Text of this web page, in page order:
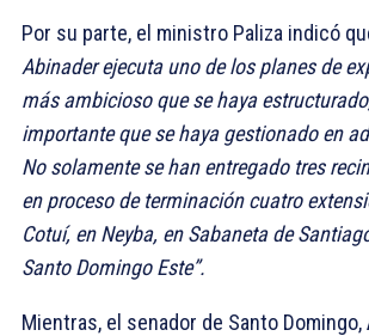
Por su parte, el ministro Paliza indicó
Abinader ejecuta uno de los planes de
más ambicioso que se haya
importante que se haya gestionado en
No solamente se han entregado tres
en proceso de terminación cuatro
Cotuí, en Neyba, en Sabaneta de
Santo Domingo Este”.
Mientras, el senador de Santo Domingo,